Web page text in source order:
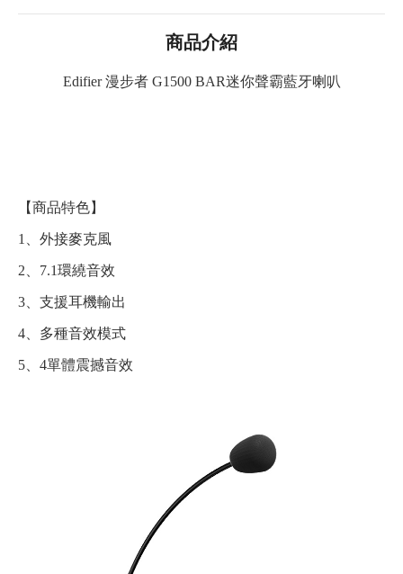
商品介紹
Edifier 漫步者 G1500 BAR迷你聲霸藍牙喇叭
【商品特色】
1、外接麥克風
2、7.1環繞音效
3、支援耳機輸出
4、多種音效模式
5、4單體震撼音效